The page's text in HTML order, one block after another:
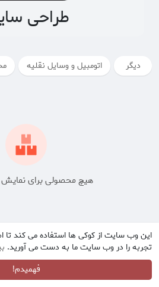
این وب سایت از کوکی ها استفاده می کند
تجربه را در وب سایت ما به دست می آورید.
فهمیدم!
طراحی
دیگر اتومبیل و وسایل نقلیه
هیچ محصولی برای نمایش